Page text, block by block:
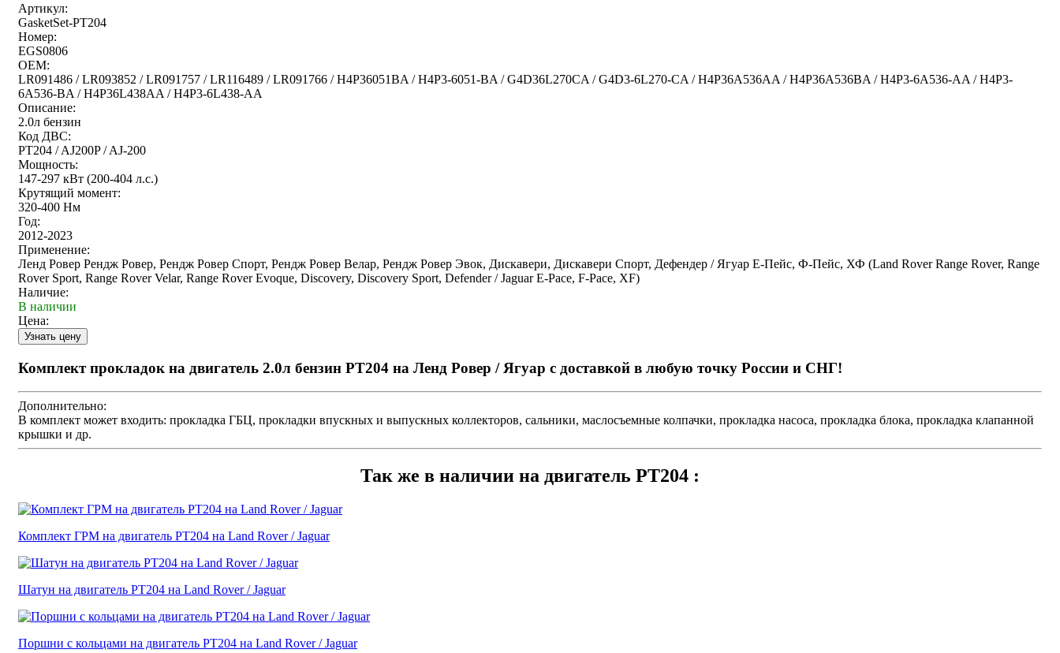
Артикул:
GasketSet-PT204
Номер:
EGS0806
OEM:
LR091486 / LR093852 / LR091757 / LR116489 / LR091766 / H4P36051BA / H4P3-6051-BA / G4D36L270CA / G4D3-6L270-CA / H4P36A536AA / H4P36A536BA / H4P3-6A536-AA / H4P3-
6A536-BA / H4P36L438AA / H4P3-6L438-AA
Описание:
2.0л бензин
Код ДВС:
PT204 / AJ200P / AJ-200
Мощность:
147-297 кВт (200-404 л.с.)
Крутящий момент:
320-400 Нм
Год:
2012-2023
Применение:
Ленд Ровер Рендж Ровер, Рендж Ровер Спорт, Рендж Ровер Велар, Рендж Ровер Эвок, Дискавери, Дискавери Спорт, Дефендер / Ягуар Е-Пейс, Ф-Пейс, ХФ (Land Rover Range Rover, Range
Rover Sport, Range Rover Velar, Range Rover Evoque, Discovery, Discovery Sport, Defender / Jaguar E-Pace, F-Pace, XF)
Наличие:
В наличии
Цена:
Комплект прокладок на двигатель 2.0л бензин PT204 на Ленд Ровер / Ягуар с доставкой в любую точку России и СНГ!
Дополнительно:
В комплект может входить: прокладка ГБЦ, прокладки впускных и выпускных коллекторов, сальники, маслосъемные колпачки, прокладка насоса, прокладка блока, прокладка клапанной
крышки и др.
Так же в наличии на двигатель PT204 :
Комплект ГРМ на двигатель PT204 на Land Rover / Jaguar
Шатун на двигатель PT204 на Land Rover / Jaguar
Поршни с кольцами на двигатель PT204 на Land Rover / Jaguar